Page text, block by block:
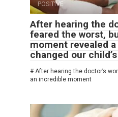
POSITIVE
After hearing the
feared the worst,
moment revealed
changed our
# After hearing the doctor’s
an incredible moment